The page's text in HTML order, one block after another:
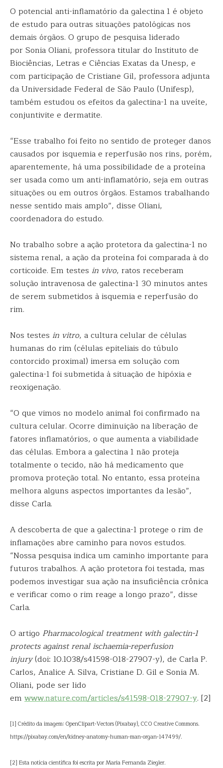
O potencial anti-inflamatório da galectina 1 é objeto
de estudo para outras situações patológicas nos
demais órgãos. O grupo de pesquisa liderado
por Sonia Oliani, professora titular do Instituto de
Biociências, Letras e Ciências Exatas da Unesp, e
com participação de Cristiane Gil, professora adjunta
da Universidade Federal de São Paulo (Unifesp),
também estudou os efeitos da galectina-1 na uveíte,
conjuntivite e dermatite.
“Esse trabalho foi feito no sentido de proteger danos
causados por isquemia e reperfusão nos rins, porém,
aparentemente, há uma possibilidade de a proteína
ser usada como um anti-inflamatório, seja em outras
situações ou em outros órgãos. Estamos trabalhando
nesse sentido mais amplo”, disse Oliani,
coordenadora do estudo.
No trabalho sobre a ação protetora da galectina-1 no
sistema renal, a ação da proteína foi comparada à do
corticoide. Em testes in vivo, ratos receberam
solução intravenosa de galectina-1 30 minutos antes
de serem submetidos à isquemia e reperfusão do
rim.
Nos testes in vitro, a cultura celular de células
humanas do rim (células epiteliais do túbulo
contorcido proximal) imersa em solução com
galectina-1 foi submetida à situação de hipóxia e
reoxigenação.
“O que vimos no modelo animal foi confirmado na
cultura celular. Ocorre diminuição na liberação de
fatores inflamatórios, o que aumenta a viabilidade
das células. Embora a galectina 1 não proteja
totalmente o tecido, não há medicamento que
promova proteção total. No entanto, essa proteína
melhora alguns aspectos importantes da lesão”,
disse Carla.
A descoberta de que a galectina-1 protege o rim de
inflamações abre caminho para novos estudos.
“Nossa pesquisa indica um caminho importante para
futuros trabalhos. A ação protetora foi testada, mas
podemos investigar sua ação na insuficiência crônica
e verificar como o rim reage a longo prazo”, disse
Carla.
O artigo Pharmacological treatment with galectin-1
protects against renal ischaemia-reperfusion
injury(doi: 10.1038/s41598-018-27907-y), de Carla P.
Carlos, Analice A. Silva, Cristiane D. Gil e Sonia M.
Oliani, pode ser lido
em www.nature.com/articles/s41598-018-27907-y. [2]
[1] Crédito da imagem: OpenClipart-Vectors (Pixabay), CC0 Creative Commons.
https://pixabay.com/en/kidney-anatomy-human-man-organ-147499/.
[2] Esta notícia científica foi escrita por Maria Fernanda Ziegler.